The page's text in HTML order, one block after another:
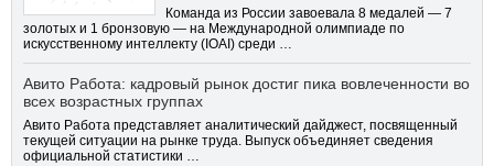
Команда из России завоевала 8 медалей — 7
золотых и 1 бронзовую — на Международной олимпиаде по
искусственному интеллекту (IOAI) среди …
Авито Работа: кадровый рынок достиг пика вовлеченности во
всех возрастных группах
Авито Работа представляет аналитический дайджест, посвященный
текущей ситуации на рынке труда. Выпуск объединяет сведения
официальной статистики …